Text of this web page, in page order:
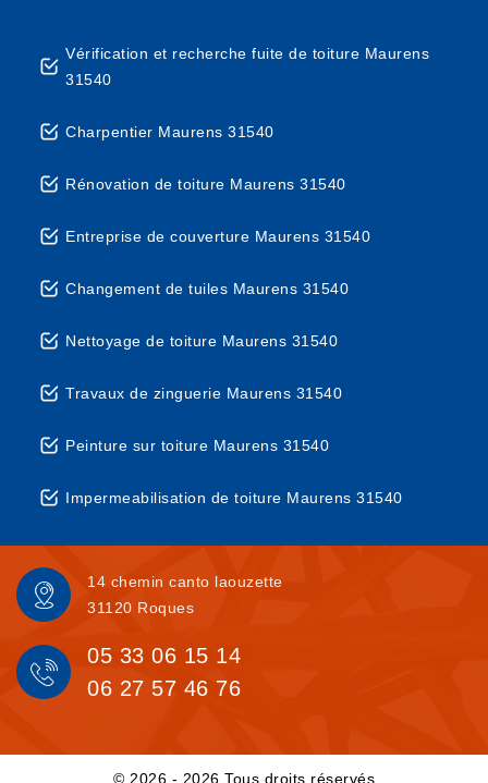
Vérification et recherche fuite de toiture Maurens
31540
Charpentier Maurens 31540
Rénovation de toiture Maurens 31540
Entreprise de couverture Maurens 31540
Changement de tuiles Maurens 31540
Nettoyage de toiture Maurens 31540
Travaux de zinguerie Maurens 31540
Peinture sur toiture Maurens 31540
Impermeabilisation de toiture Maurens 31540
14 chemin canto laouzette
31120 Roques
05 33 06 15 14
06 27 57 46 76
© 2026 - 2026 Tous droits réservés